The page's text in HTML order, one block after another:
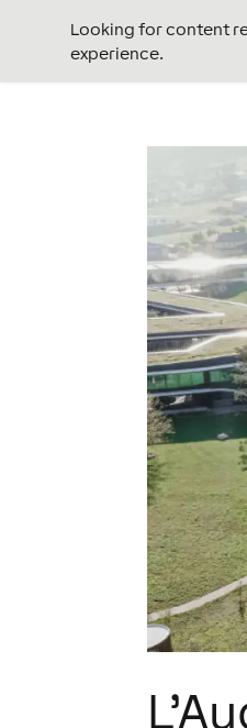
Looking for content
experience.